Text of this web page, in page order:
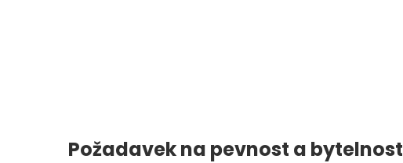
Požadavek na pevnost a bytelnost